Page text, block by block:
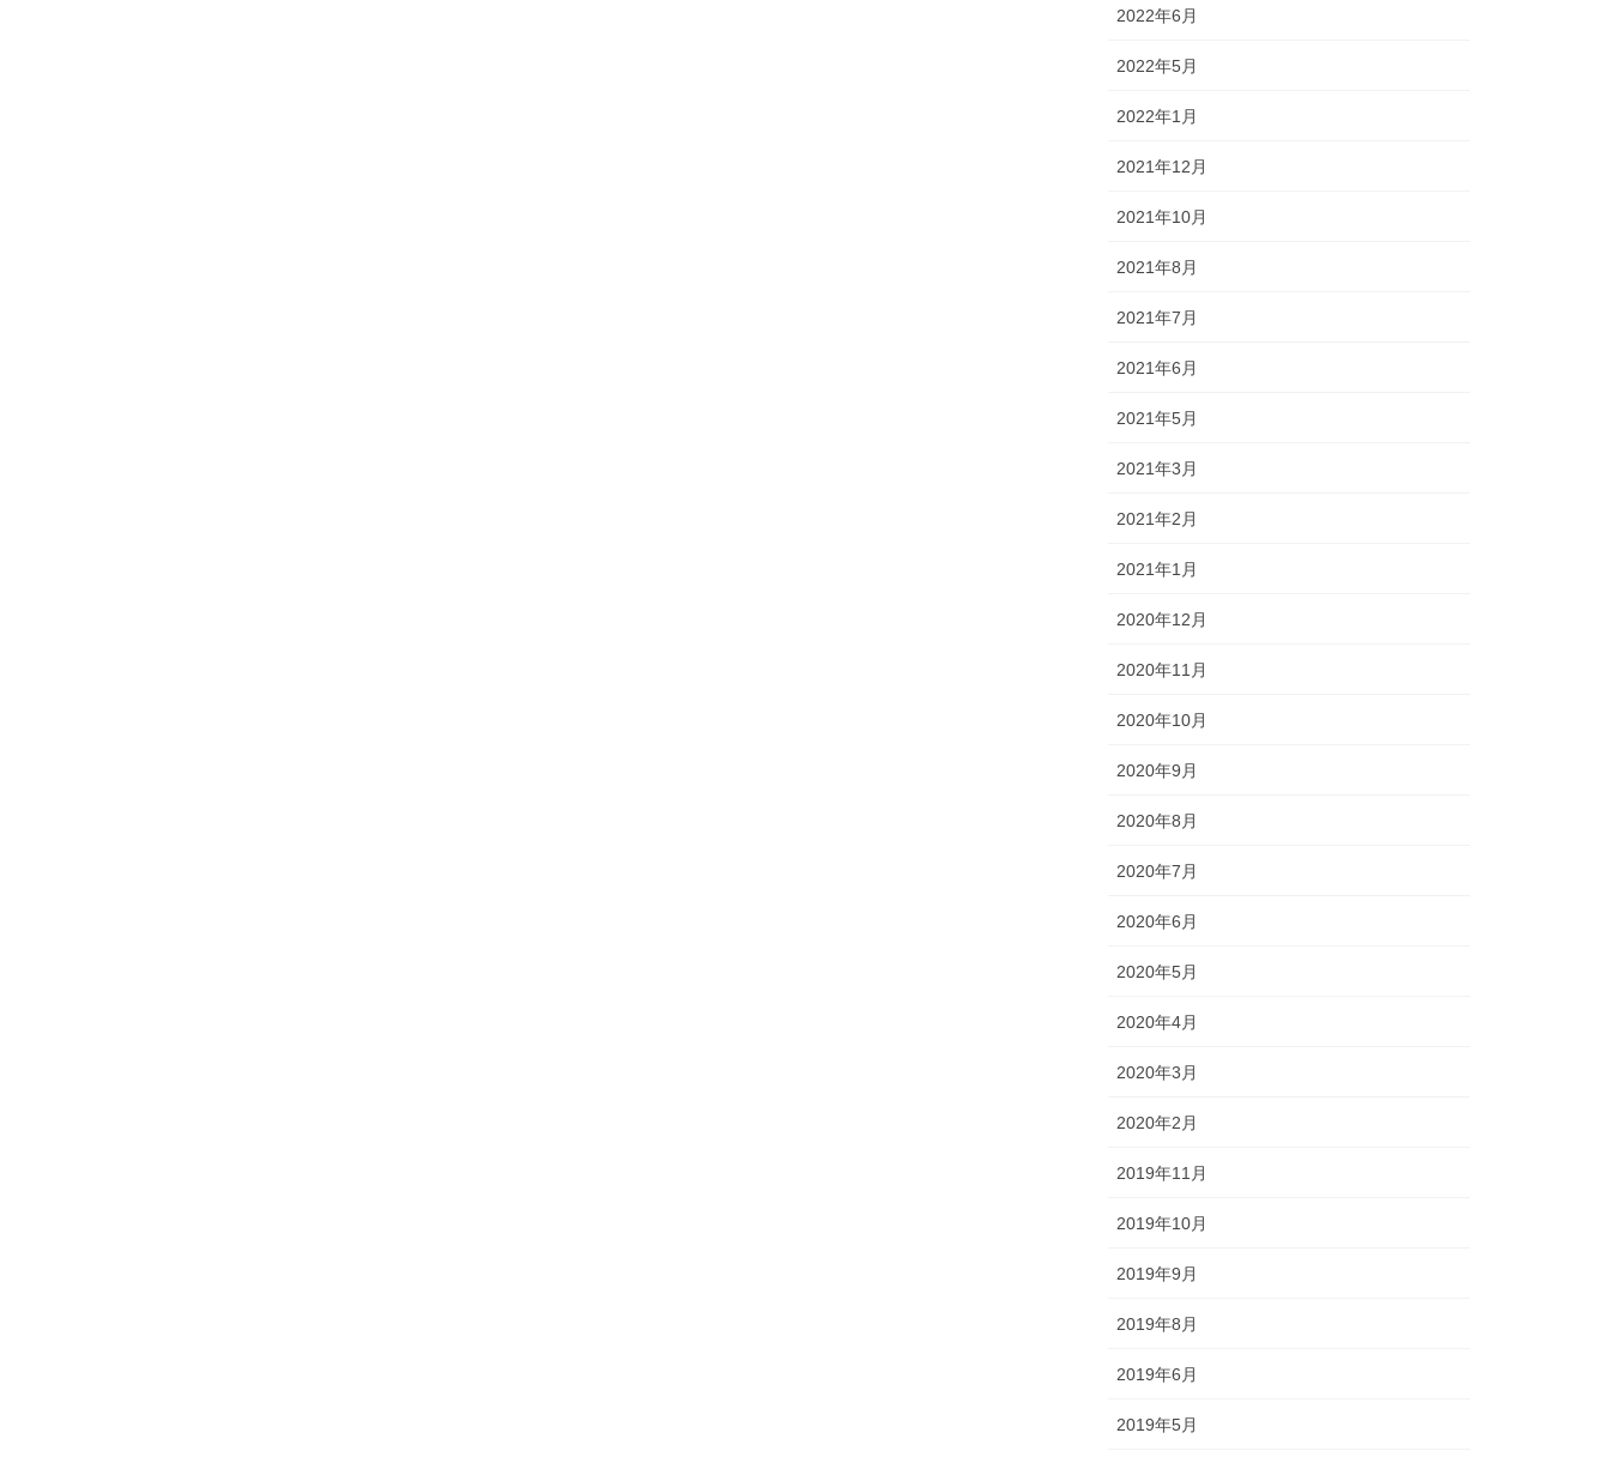
2022年6月
2022年5月
2022年1月
2021年12月
2021年10月
2021年8月
2021年7月
2021年6月
2021年5月
2021年3月
2021年2月
2021年1月
2020年12月
2020年11月
2020年10月
2020年9月
2020年8月
2020年7月
2020年6月
2020年5月
2020年4月
2020年3月
2020年2月
2019年11月
2019年10月
2019年9月
2019年8月
2019年6月
2019年5月